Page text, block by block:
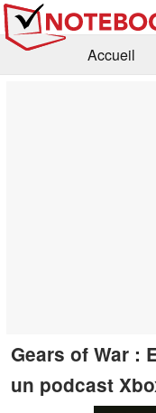
Accueil
Gears of War :
un podcast